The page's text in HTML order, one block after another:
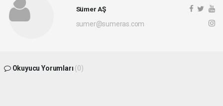
Sümer AŞ
sumer@sumeras.com
Okuyucu Yorumları (0)